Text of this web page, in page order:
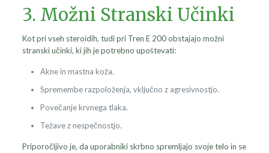
3. Možni Stranski Učinki
Kot pri vseh steroidih, tudi pri Tren E 200 obstajajo možni
stranski učinki, ki jih je potrebno upoštevati:
Akne in mastna koža.
Spremembe razpoloženja, vključno z agresivnostjo.
Povečanje krvnega tlaka.
Težave z nespečnostjo.
Priporočljivo je, da uporabniki skrbno spremljajo svoje telo in se